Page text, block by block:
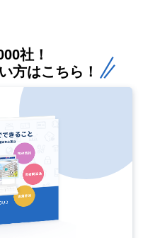
社！
方はこちら！